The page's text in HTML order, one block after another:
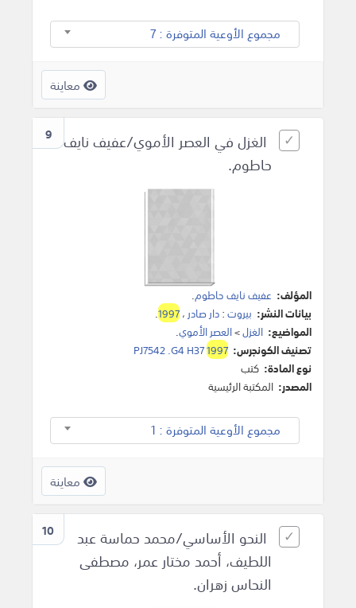
مجموع الأوعية المتوفرة : 7
معاينة
9 الغزل في العصر الأموي/عفيف نايف
حاطوم.
المؤلف: عفيف نايف حاطوم.
بيانات النشر: بيروت:دار صادر ،1997
.
المواضيع: الغزل>العصر الأموي.
تصنيف الكونجرس:
PJ7542 .G4 H371997
نوع المادة: كتب
المصدر: المكتبة الرئيسية
مجموع الأوعية المتوفرة : 1
معاينة
10
النحو الأساسي/محمد حماسة عبد
اللطيف، أحمد مختار عمر، مصطفى
النحاس زهران.